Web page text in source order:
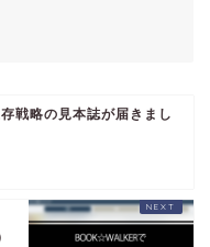
戦略の見本誌が届きまし